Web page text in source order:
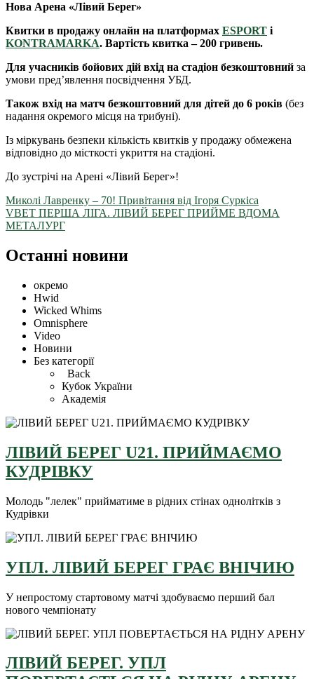
Нова Арена «Лівий Берег»
Квитки в продажу онлайн на платформах ESPORT і
KONTRAMARKA. Вартість квитка – 200 гривень.
Для учасників бойових дій вхід на стадіон безкоштовний за
умови пред’явлення посвідчення УБД.
Також вхід на матч безкоштовний для дітей до 6 років (без
надання окремого місця на трибуні).
Із міркувань безпеки кількість квитків у продажу обмежена
відповідно до місткості укриття на стадіоні.
До зустрічі на Арені «Лівий Берег»!
Миколі Лавренку – 70! Привітання від Ігоря Суркіса
VBET ПЕРША ЛІГА. ЛІВИЙ БЕРЕГ ПРИЙМЕ ВДОМА
МЕТАЛУРГ
Останні новини
окремо
Hwid
Wicked Whims
Omnisphere
Video
Новини
Без категорії
Back
Кубок України
Академія
ЛІВИЙ БЕРЕГ U21. ПРИЙМАЄМО
КУДРІВКУ
Молодь "лелек" прийматиме в рідних стінах однолітків з
Кудрівки
УПЛ. ЛІВИЙ БЕРЕГ ГРАЄ ВНІЧИЮ
У непростому стартовому матчі здобуваємо перший бал
нового чемпіонату
ЛІВИЙ БЕРЕГ. УПЛ